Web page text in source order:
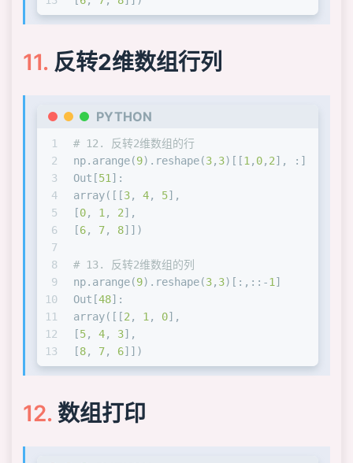
反转2维数组行列
PYTHON
1
2
3
4
5
6
7
8
9
10
11
12
13
# 12. 反转2维数组的行
np.arange(9).reshape(3, 3)[[1 , 0, 2], :]
Out[51 ]:
array([[3, 4, 5],
[0, 1 , 2],
[6, 7, 8]])
# 13. 反转2维数组的列
np.arange(9).reshape(3, 3)[:,::-1 ]
Out[48]:
array([[2 , 1 , 0],
[5, 4, 3],
[8, 7, 6]])
数组打印